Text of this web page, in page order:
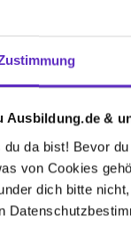
Ausbildung.de &
du da bist! Bevor
von Cookies
dich bitte
wir ein
unschöne
einen Portrait-